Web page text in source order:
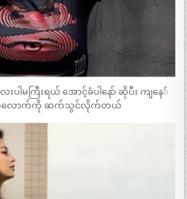
ပါမကြီးရယ် အောင့်ခံပါနော် ဆိုပီး ကျနေ်
လောက်ကို ဆက်သွင်လိုက်တယ်